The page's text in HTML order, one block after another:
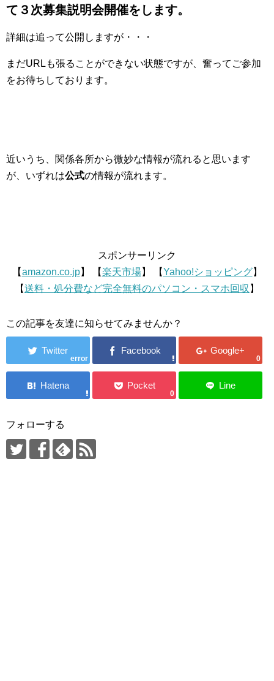
て３次募集説明会開催をします。
詳細は追って公開しますが・・・
まだURLも張ることができない状態ですが、奮ってご参加
をお待ちしております。
近いうち、関係各所から微妙な情報が流れると思います
が、いずれは公式の情報が流れます。
スポンサーリンク
【amazon.co.jp】 【楽天市場】 【Yahoo!ショッピング】
【送料・処分費など完全無料のパソコン・スマホ回収 】
この記事を友達に知らせてみませんか？
error 0
0
フォローする